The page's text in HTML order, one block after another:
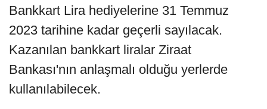
Bankkart Lira hediyelerine 31 Temmuz
2023 tarihine kadar geçerli sayılacak.
Kazanılan bankkart liralar Ziraat
Bankası'nın anlaşmalı olduğu yerlerde
kullanılabilecek.